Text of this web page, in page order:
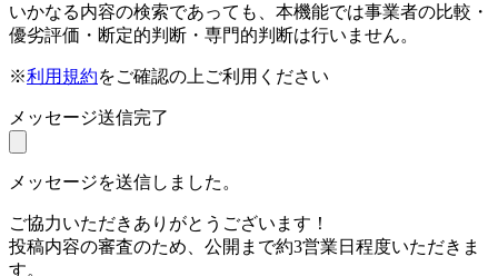
いかなる内容の検索であっても、本機能では事業者の比較・
優劣評価・断定的判断・専門的判断は行いません。
※利用規約をご確認の上ご利用ください
メッセージ送信完了
メッセージを送信しました。
ご協力いただきありがとうございます！
投稿内容の審査のため、公開まで約3営業日程度いただきま
す。